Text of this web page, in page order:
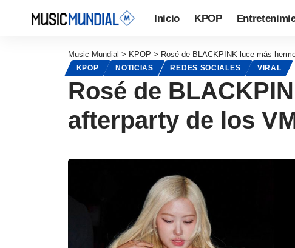
Inicio KPOP
Music Mundial > KPOP > Rosé de BLACKPINK luce más
KPOP NOTICIAS REDES SOCIALES VIRAL
Rosé de
afterparty de los